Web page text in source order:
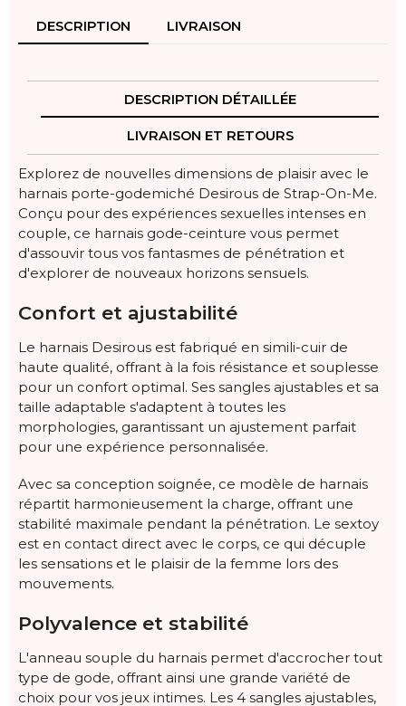
DESCRIPTION LIVRAISON
DESCRIPTION DÉTAILLÉE
LIVRAISON ET RETOURS
Explorez de nouvelles dimensions de plaisir avec le
harnais porte-godemiché Desirous de Strap-On-Me.
Conçu pour des expériences sexuelles intenses en
couple, ce harnais gode-ceinture vous permet
d'assouvir tous vos fantasmes de pénétration et
d'explorer de nouveaux horizons sensuels.
Confort et ajustabilité
Le harnais Desirous est fabriqué en simili-cuir de
haute qualité, offrant à la fois résistance et souplesse
pour un confort optimal. Ses sangles ajustables et sa
taille adaptable s'adaptent à toutes les
morphologies, garantissant un ajustement parfait
pour une expérience personnalisée.
Avec sa conception soignée, ce modèle de harnais
répartit harmonieusement la charge, offrant une
stabilité maximale pendant la pénétration. Le sextoy
est en contact direct avec le corps, ce qui décuple
les sensations et le plaisir de la femme lors des
mouvements.
Polyvalence et stabilité
L'anneau souple du harnais permet d'accrocher tout
type de gode, offrant ainsi une grande variété de
choix pour vos jeux intimes. Les 4 sangles ajustables,